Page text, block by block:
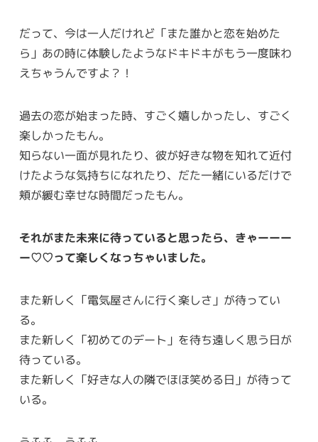
だって、今は一人だけれど「また誰かと恋を始めた
ら」あの時に体験したようなドキドキがもう一度味わ
えちゃうんですよ？！
過去の恋が始まった時、すごく嬉しかったし、すごく
楽しかったもん。
知らない一面が見れたり、彼が好きな物を知れて近付
けたような気持ちになれたり、だた一緒にいるだけで
頬が緩む幸せな時間だったもん。
それがまた未来に待っていると思ったら、きゃーーー
ー♡♡って楽しくなっちゃいました。
また新しく「電気屋さんに行く楽しさ」が待ってい
る。
また新しく「初めてのデート」を待ち遠しく思う日が
待っている。
また新しく「好きな人の隣でほほ笑める日」が待って
いる。